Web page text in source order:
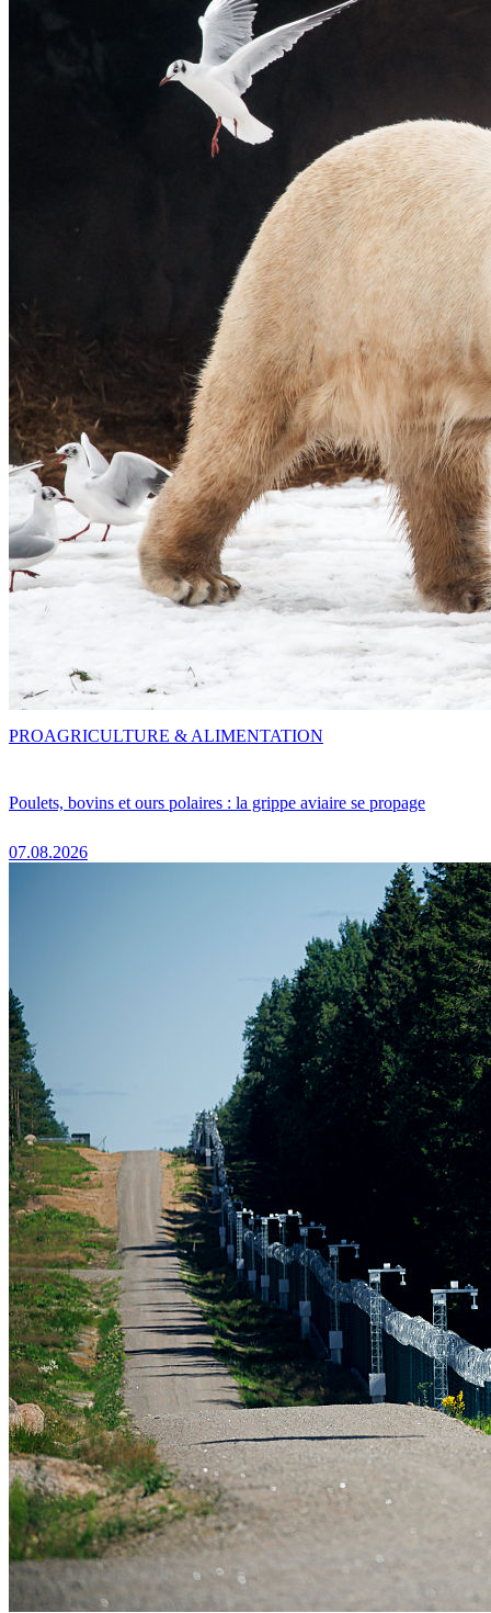
Poulets, bovins et ours polaires : la grippe aviaire se propage
07.08.2026
PROAGRICULTURE & ALIMENTATION